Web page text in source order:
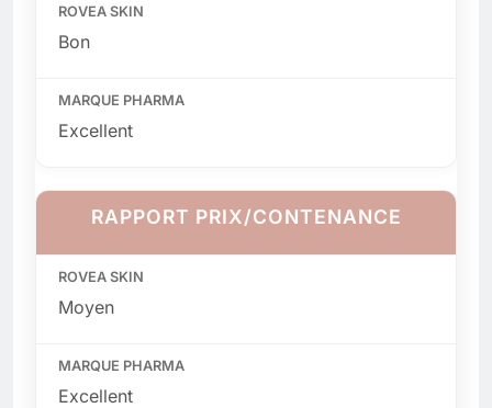
Bon
Excellent
RAPPORT PRIX/CONTENANCE
Moyen
Excellent